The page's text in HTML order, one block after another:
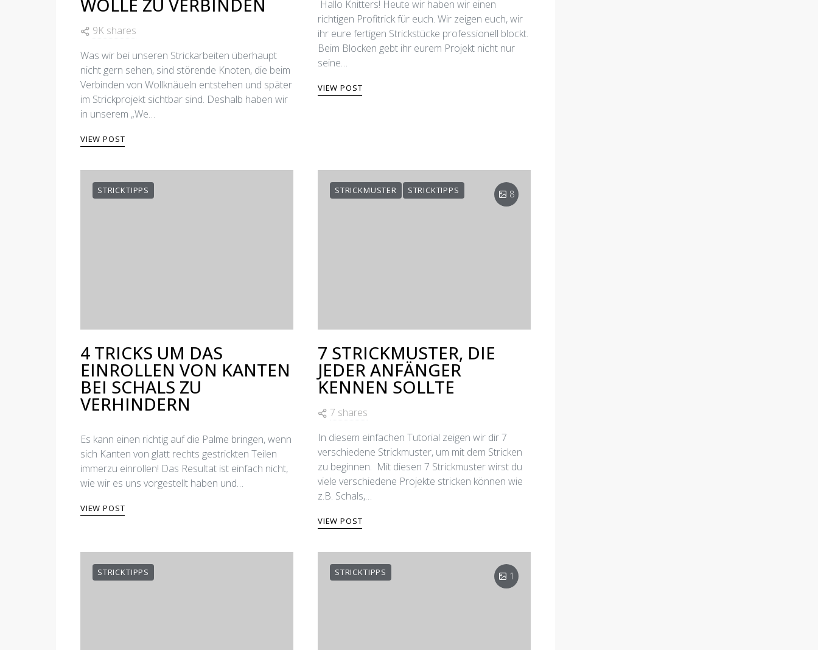
WOLLE ZU VERBINDEN
9K shares
Was wir bei unseren Strickarbeiten überhaupt
nicht gern sehen, sind störende Knoten, die beim
Verbinden von Wollknäueln entstehen und später
im Strickprojekt sichtbar sind. Deshalb haben wir
in unserem „We…
VIEW POST
Hallo Knitters! Heute wir haben wir einen
richtigen Profitrick für euch. Wir zeigen euch, wir
ihr eure fertigen Strickstücke professionell blockt.
Beim Blocken gebt ihr eurem Projekt nicht nur
seine…
VIEW POST
STRICKTIPPS
4 TRICKS UM DAS
EINROLLEN VON KANTEN
BEI SCHALS ZU
VERHINDERN
Es kann einen richtig auf die Palme bringen, wenn
sich Kanten von glatt rechts gestrickten Teilen
immerzu einrollen! Das Resultat ist einfach nicht,
wie wir es uns vorgestellt haben und…
VIEW POST
STRICKMUSTER STRICKTIPPS 8
7 STRICKMUSTER, DIE
JEDER ANFÄNGER
KENNEN SOLLTE
7 shares
In diesem einfachen Tutorial zeigen wir dir 7
verschiedene Strickmuster, um mit dem Stricken
zu beginnen. Mit diesen 7 Strickmuster wirst du
viele verschiedene Projekte stricken können wie
z.B. Schals,…
VIEW POST
STRICKTIPPS STRICKTIPPS 1